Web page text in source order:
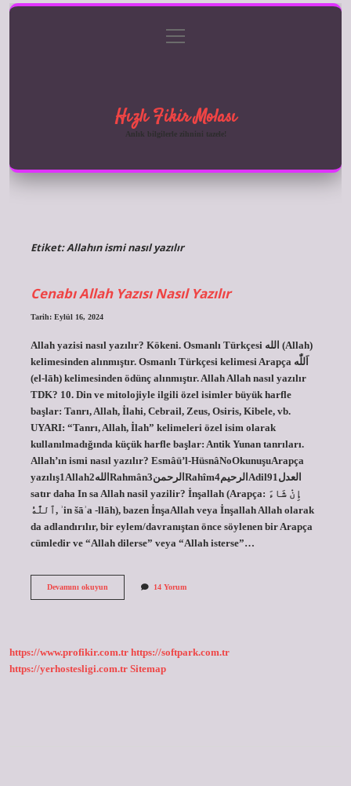
Gizlilik Politikası
menüyü
aç
Hızlı Fikir Molası
Anlık bilgilerle zihnini tazele!
Etiket:Allahın ismi nasıl yazılır
Cenabı Allah Yazısı Nasıl Yazılır
Tarih: Eylül 16, 2024
Allah yazisi nasıl yazılır? Kökeni. Osmanlı Türkçesi الله‎ (Allah)
kelimesinden alınmıştır. Osmanlı Türkçesi kelimesi Arapça اَللّٰه‎
(el-lāh) kelimesinden ödünç alınmıştır. Allah Allah nasıl yazılır
TDK? 10. Din ve mitolojiyle ilgili özel isimler büyük harfle
başlar: Tanrı, Allah, İlahi, Cebrail, Zeus, Osiris, Kibele, vb.
UYARI: “Tanrı, Allah, İlah” kelimeleri özel isim olarak
kullanılmadığında küçük harfle başlar: Antik Yunan tanrıları.
Allah’ın ismi nasıl yazılır? Esmâü’l-HüsnâNoOkunuşuArapça
yazılış1Allahالله2Rahmânالرحمن3Rahîmالرحيم4Adilالعدل91
satır daha In sa Allah nasil yazilir? İnşallah (Arapça: إِنْ شَاءَ
ٱللَّٰهُ, ʾin šāʾa -llāh), bazen İnşaAllah veya İnşallah Allah olarak
da adlandırılır, bir eylem/davranıştan önce söylenen bir Arapça
cümledir ve “Allah dilerse” veya “Allah isterse”…
Devamını okuyunCenabı
14 Yorum
https://www.profikir.com.tr https://softpark.com.tr
https://yerhostesligi.com.tr Sitemap